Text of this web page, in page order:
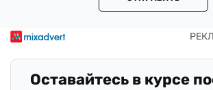
Оставайтесь в курсе